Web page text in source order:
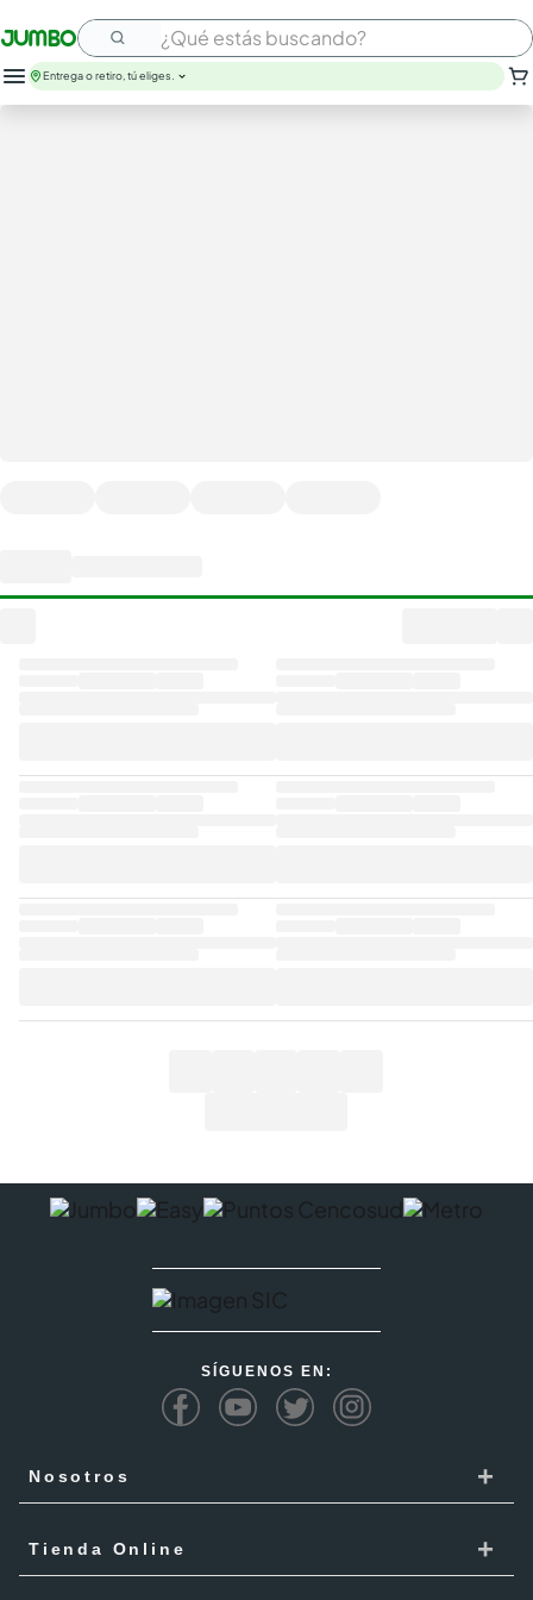
¿Qué estás buscando?
Entrega o retiro, tú eliges.
SÍGUENOS EN:
Nosotros +
Responsabilidad Social
Tienda Online +